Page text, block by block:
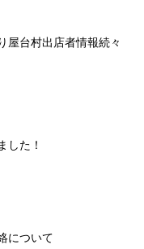
屋台村出店者情報続々
した！
について